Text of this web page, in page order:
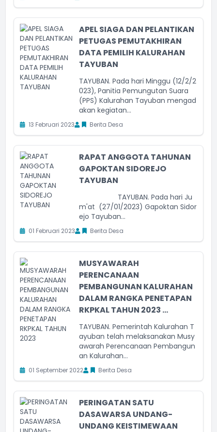
APEL SIAGA DAN PELANTIKAN
PETUGAS PEMUTAKHIRAN
DATA PEMILIH KALURAHAN
TAYUBAN
TAYUBAN. Pada hari Minggu (12/2/2
023), Panitia Pemungutan Suara
(PPS) Kalurahan Tayuban mengad
akan kegiatan...
13 Februari 2023 Berita Desa
RAPAT ANGGOTA TAHUNAN
GAPOKTAN SIDOREJO
TAYUBAN
TAYUBAN. Pada hari Ju
m'at (27/01/2023) Gapoktan Sidor
ejo Tayuban...
01 Februari 2023 Berita Desa
MUSYAWARAH
PERENCANAAN
PEMBANGUNAN KALURAHAN
DALAM RANGKA PENETAPAN
RKPKAL TAHUN 2023 ...
TAYUBAN. Pemerintah Kalurahan T
ayuban telah melaksanakan Musy
awarah Perencanaan Pembangun
an Kalurahan...
01 September 2022 Berita Desa
PERINGATAN SATU
DASAWARSA UNDANG-
UNDANG KEISTIMEWAAN